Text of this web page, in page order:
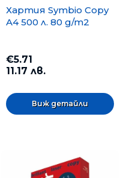
Хартия Symbio Copy
A4 500 л. 80 g/m2
€5.71
11.17 лв.
Виж детайли